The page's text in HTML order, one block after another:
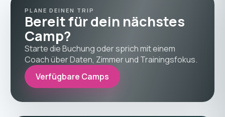
PLANE DEINEN TRIP
Bereit für dein nächstes
Camp?
Starte die Buchung oder sprich mit einem
Coach über Daten, Zimmer und Trainingsfokus.
Verfügbare Camps